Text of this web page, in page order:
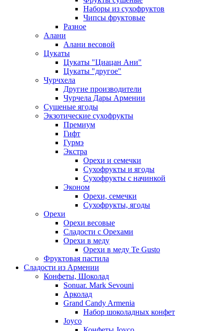
Наборы из сухофруктов
Чипсы фруктовые
Разное
Алани
Алани весовой
Цукаты
Цукаты "Циацан Ани"
Цукаты "другое"
Чурчхела
Другие производители
Чурчела Дары Армении
Сушеные ягоды
Экзотические сухофрукты
Премиум
Гифт
Гурмэ
Экстра
Орехи и семечки
Сухофрукты и ягоды
Сухофрукты с начинкой
Эконом
Орехи, семечки
Сухофрукты, ягоды
Орехи
Орехи весовые
Сладости с Орехами
Орехи в меду
Орехи в меду Te Gusto
Фруктовая пастила
Сладости из Армении
Конфеты, Шоколад
Sonuar. Mark Sevouni
Арколад
Grand Candy Armenia
Набор шоколадных конфет
Joyco